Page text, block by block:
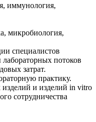
иммунология,
микробиология,
специалистов
потоков
затрат.
практику.
и изделий in vitro
сотрудничества